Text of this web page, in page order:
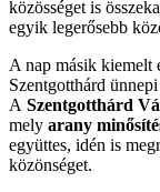
közösséget is
egyik legerősebb
A nap másik kiemelt
Szentgotthárd
A Szentgotthárd
mely arany
együttes, idén is
közönséget.